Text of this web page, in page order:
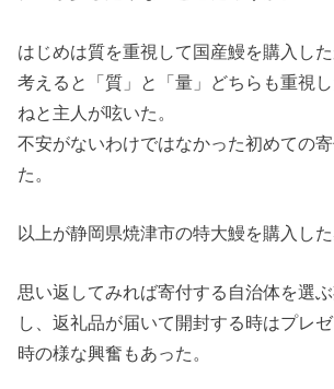
はじめは質を重視して国産鰻を購入し
考えると「質」と「量」どちらも重視
ねと主人が呟いた。
不安がないわけではなかった初めての
た。
以上が静岡県焼津市の特大鰻を購入した
思い返してみれば寄付する自治体を選
し、返礼品が届いて開封する時はプレ
時の様な興奮もあった。